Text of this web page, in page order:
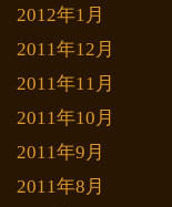
2012年1月
2011年12月
2011年11月
2011年10月
2011年9月
2011年8月